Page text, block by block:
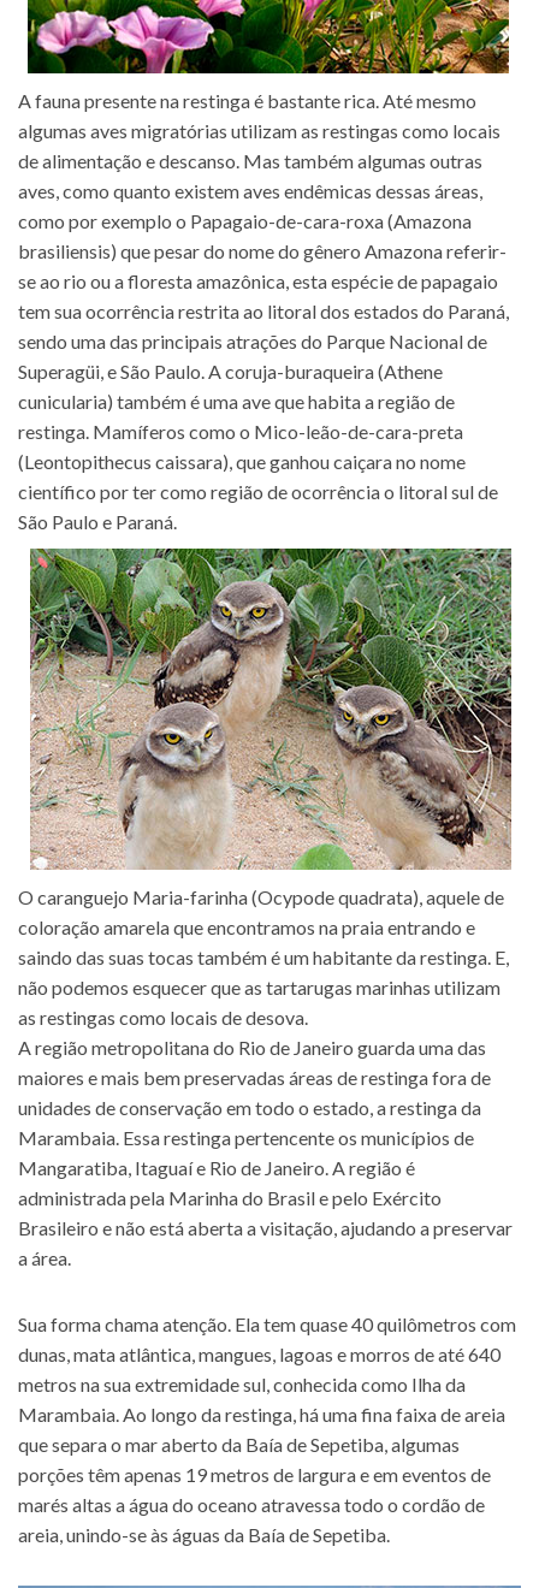
A fauna presente na restinga é bastante rica. Até mesmo
algumas aves migratórias utilizam as restingas como locais
de alimentação e descanso. Mas também algumas outras
aves, como quanto existem aves endêmicas dessas áreas,
como por exemplo o Papagaio-de-cara-roxa (Amazona
brasiliensis) que pesar do nome do gênero Amazona referir-
se ao rio ou a floresta amazônica, esta espécie de papagaio
tem sua ocorrência restrita ao litoral dos estados do Paraná,
sendo uma das principais atrações do Parque Nacional de
Superagüi, e São Paulo. A coruja-buraqueira (Athene
cunicularia) também é uma ave que habita a região de
restinga. Mamíferos como o Mico-leão-de-cara-preta
(Leontopithecus caissara), que ganhou caiçara no nome
científico por ter como região de ocorrência o litoral sul de
São Paulo e Paraná.
O caranguejo Maria-farinha (Ocypode quadrata), aquele de
coloração amarela que encontramos na praia entrando e
saindo das suas tocas também é um habitante da restinga. E,
não podemos esquecer que as tartarugas marinhas utilizam
as restingas como locais de desova.
A região metropolitana do Rio de Janeiro guarda uma das
maiores e mais bem preservadas áreas de restinga fora de
unidades de conservação em todo o estado, a restinga da
Marambaia. Essa restinga pertencente os municípios de
Mangaratiba, Itaguaí e Rio de Janeiro. A região é
administrada pela Marinha do Brasil e pelo Exército
Brasileiro e não está aberta a visitação, ajudando a preservar
a área.
Sua forma chama atenção. Ela tem quase 40 quilômetros com
dunas, mata atlântica, mangues, lagoas e morros de até 640
metros na sua extremidade sul, conhecida como Ilha da
Marambaia. Ao longo da restinga, há uma fina faixa de areia
que separa o mar aberto da Baía de Sepetiba, algumas
porções têm apenas 19 metros de largura e em eventos de
marés altas a água do oceano atravessa todo o cordão de
areia, unindo-se às águas da Baía de Sepetiba.